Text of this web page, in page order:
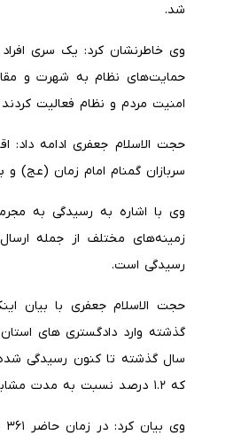
شد.
وی خاطرنشان کرد: یک سری
حمایت‌های نظام به شهرت و
امنیت مردم و نظام فعالیت
حجت الاسلام جعفری ادامه
سربازان گمنام امام زمان (عج) و بر اساس
زمینه‌های مختلف از جمله
رسیدگی است.
که ۱.۲ درصد نسبت به مدت مشابه سال گذشته در هر ۲ مورد افزایش داشته است.